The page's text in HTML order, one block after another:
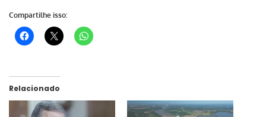
Compartilhe isso:
Relacionado